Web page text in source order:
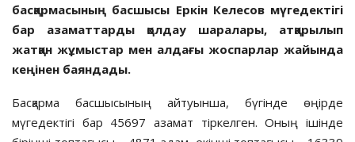
басқармасының басшысы Еркін Келесов мүгедектігі
бар азаматтарды қолдау шаралары, атқарылып
жатқан жұмыстар мен алдағы жоспарлар жайында
кеңінен баяндады.
Басқарма басшысының айтуынша, бүгінде өңірде
мүгедектігі бар 45697 азамат тіркелген. Оның ішінде